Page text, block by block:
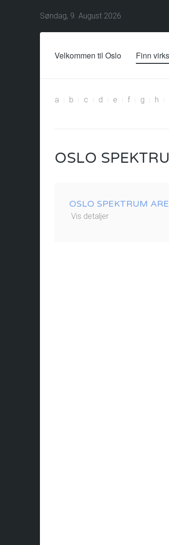
Søndag, 9. August 2026
Velkommen til Oslo Finn
a b c d e f g h
OSLO
OSLO SPEKTRUM
Vis detaljer